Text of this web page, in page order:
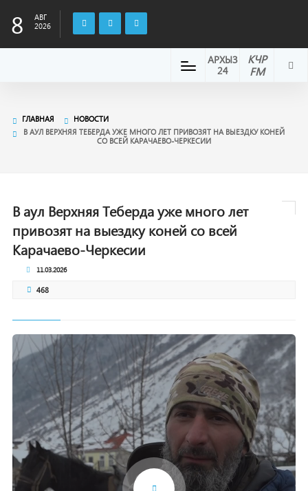
8
АВГ
2026
КЧР
FM
АРХЫЗ
24
ГЛАВНАЯ
НОВОСТИ
В АУЛ ВЕРХНЯЯ ТЕБЕРДА УЖЕ МНОГО ЛЕТ ПРИВОЗЯТ НА ВЫЕЗДКУ КОНЕЙ
СО ВСЕЙ КАРАЧАЕВО-ЧЕРКЕСИИ
В аул Верхняя Теберда уже много лет
привозят на выездку коней со всей
Карачаево-Черкесии
11.03.2026
468